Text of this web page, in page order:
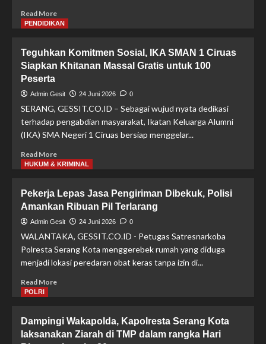
Agama
Read MoreRead
more
Kabur,
4
Spesialis
Jendela
di
Serang
Tangsel
Dicokok
Resmob
PENDIDIKAN
Teguhkan Komitmen Sosial, IKA SMAN 1 Ciruas
Siapkan Khitanan Massal Gratis untuk 100
Peserta
Admin Gesit 24 Juni 2026 0
SERANG, GESSIT.CO.ID – Sebagai wujud nyata dedikasi
terhadap pengabdian masyarakat, Ikatan Keluarga Alumni
(IKA) SMA Negeri 1 Ciruas bersiap menggelar...
Read MoreRead
more
Komitmen
Sosial,
IKA
SMAN
Ciruas
Siapkan
100
Peserta
HUKUM & KRIMINAL
Pekerja Lepas Jasa Pengiriman Dibekuk, Polisi
Amankan Ribuan Pil Terlarang
Admin Gesit 24 Juni 2026 0
WALANTAKA, GESSIT.CO.ID - Petugas Satresnarkoba
Polresta Serang Kota menggerebek rumah yang diduga
menjadi lokasi peredaran obat keras tanpa izin di...
Read MoreRead
Lepas
Jasa
POLRI
Dampingi Wakapolda, Kapolresta Serang Kota
laksanakan Ziarah di TMP dalam rangka Hari